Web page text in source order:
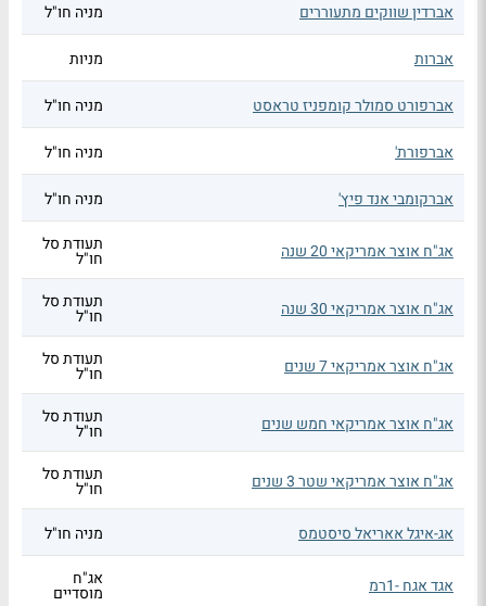
אברדין שווקים מתעוררים מניה חו"ל
אברות מניות
אברפורט סמולר קומפניז טראסט מניה חו"ל
אברפורת' מניה חו"ל
אברקומבי אנד פיץ' מניה חו"ל
אג"ח אוצר אמריקאי 20 שנה תעודת סל
חו"ל
אג"ח אוצר אמריקאי 30 שנה תעודת סל
חו"ל
אג"ח אוצר אמריקאי 7 שנים תעודת סל
חו"ל
אג"ח אוצר אמריקאי חמש שנים תעודת סל
חו"ל
אג"ח אוצר אמריקאי שטר 3 שנים תעודת סל
חו"ל
אג-איגל אאריאל סיסטמס
מניה חו"ל
אגד אגח -1רמ אג"ח
מוסדיים